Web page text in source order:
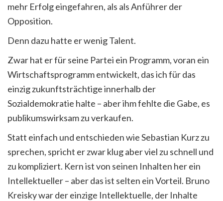
mehr Erfolg eingefahren, als als Anführer der
Opposition.
Denn dazu hatte er wenig Talent.
Zwar hat er für seine Partei ein Programm, voran ein
Wirtschaftsprogramm entwickelt, das ich für das
einzig zukunftsträchtige innerhalb der
Sozialdemokratie halte – aber ihm fehlte die Gabe, es
publikumswirksam zu verkaufen.
Statt einfach und entschieden wie Sebastian Kurz zu
sprechen, spricht er zwar klug aber viel zu schnell und
zu kompliziert. Kern ist von seinen Inhalten her ein
Intellektueller – aber das ist selten ein Vorteil. Bruno
Kreisky war der einzige Intellektuelle, der Inhalte